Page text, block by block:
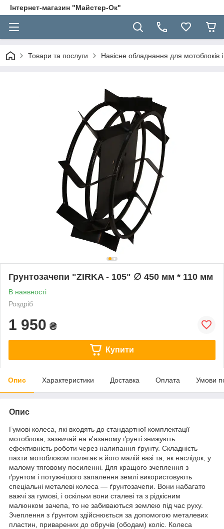
Інтернет-магазин "Майстер-Ок"
Товари та послуги Навісне обладнання для мотоблоків і
Грунтозачепи "ZIRKA - 105" ∅ 450 мм * 110 мм
В наявності
Роздріб
1 950 ₴
Купити
Опис Характеристики Доставка Оплата Умови
Опис
Гумові колеса, які входять до стандартної комплектації
мотоблока, зазвичай на в'язаному ґрунті знижують
ефективність роботи через налипання ґрунту. Складність
пахти мотоблоком полягає в його малій вазі та, як наслідок, у
малому тяговому посиленні. Для кращого зчеплення з
ґрунтом і потужнішого запалення землі використовують
спеціальні металеві колеса — ґрунтозачепи. Вони набагато
важчі за гумові, і оскільки вони сталеві та з рідкісним
малюнком зачепа, то не забиваються землею під час руху.
Зчеплення з ґрунтом здійснюється за допомогою металевих
пластин, приварених до обручів (ободам) коліс. Колеса